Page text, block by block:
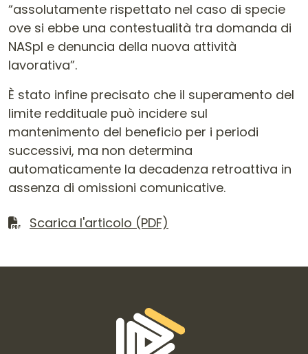
“assolutamente rispettato nel caso di specie
ove si ebbe una contestualità tra domanda di
NASpI e denuncia della nuova attività
lavorativa”.
È stato infine precisato che il superamento del
limite reddituale può incidere sul
mantenimento del beneficio per i periodi
successivi, ma non determina
automaticamente la decadenza retroattiva in
assenza di omissioni comunicative.
Scarica il file
Scarica l'articolo (PDF)
Informazioni di contatto e link